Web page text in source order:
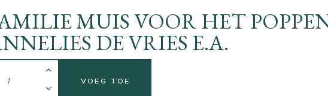
MUIS VOOR HET
DE VRIES E.A.
VOEG TOE